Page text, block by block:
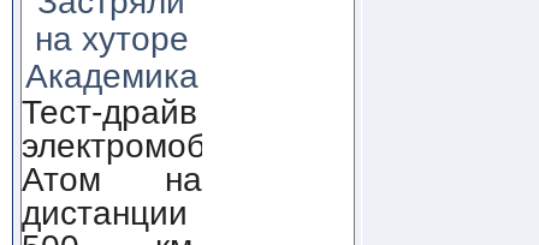
на хуторе
Академика
Тест-драйв
электромобиля
Атом на
дистанции